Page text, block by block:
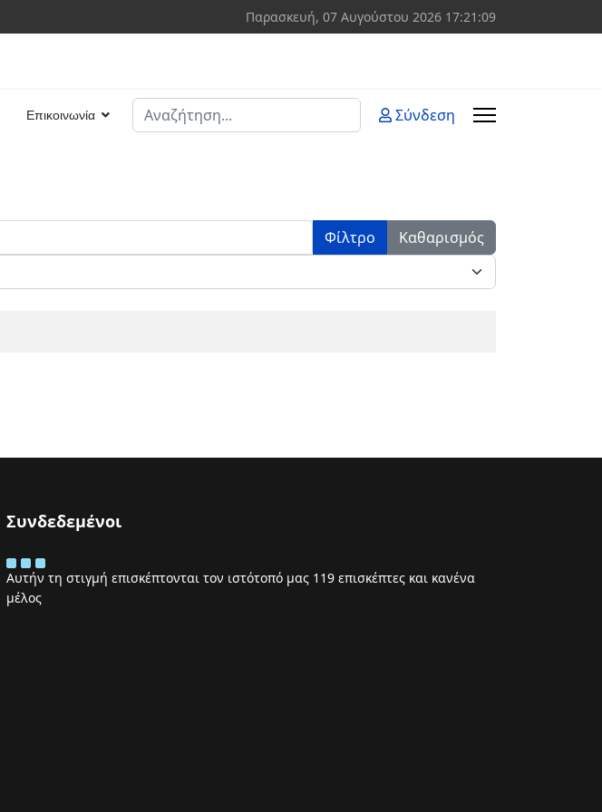
Παρασκευή, 07 Αυγούστου 2026 17:21:09
Επικοινωνία
Αναζήτηση
Σύνδεση
Φίλτρο
Καθαρισμός
Συνδεδεμένοι
Αυτήν τη στιγμή επισκέπτονται τον ιστότοπό μας 119 επισκέπτες και κανένα
μέλος